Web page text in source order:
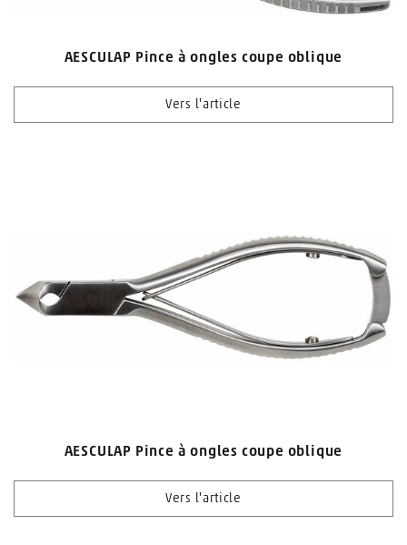
AESCULAP Pince à ongles coupe oblique
Vers l'article
AESCULAP Pince à ongles coupe oblique
Vers l'article